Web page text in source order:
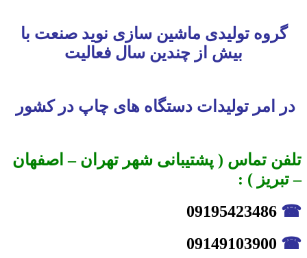
گروه تولیدی ماشین سازی نوید صنعت با
بیش از چندین سال فعالیت
در امر تولیدات دستگاه های چاپ در کشور
تلفن تماس ( پشتیبانی شهر تهران – اصفهان
– تبریز ) :
☎
☎